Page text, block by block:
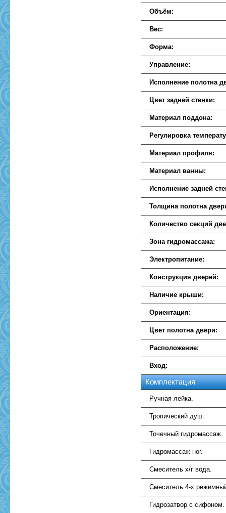
Объём:
Вес:
Форма:
Управление:
Исполнение полотна
Цвет задней стенки:
Материал поддона:
Регулировка
Материал профиля:
Материал ванны:
Исполнение задней
Толщина полотна
Количество секций
Зона гидромассажа:
Электропитание:
Конструкция дверей:
Наличие крыши:
Ориентация:
Цвет полотна двери:
Расположение:
Вход:
Комплектация
Ручная лейка.
Тропический душ.
Точечный гидромассаж.
Гидромассаж ног.
Смеситель х/г вода.
Смеситель 4-х
Гидрозатвор с сифоном.